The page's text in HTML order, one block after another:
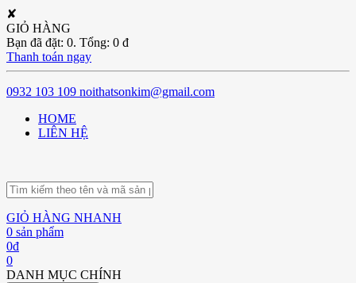
✘
GIỎ HÀNG
Bạn đã đặt: 0. Tổng: 0 đ
Thanh toán ngay
0932 103 109 noithatsonkim@gmail.com
HOME
LIÊN HỆ
GIỎ HÀNG NHANH
0 sản phẩm
0đ
0
DANH MỤC CHÍNH